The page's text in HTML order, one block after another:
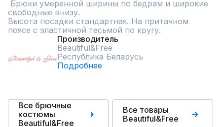
свободные внизу.
Высота посадки стандартная. На притачном
поясе с эластичной тесьмой по кругу.
Производитель
Beautiful&Free
Республика Беларусь
Подробнее
Все брючные
костюмы
Beautiful&Free
Все товары
Beautiful&Free